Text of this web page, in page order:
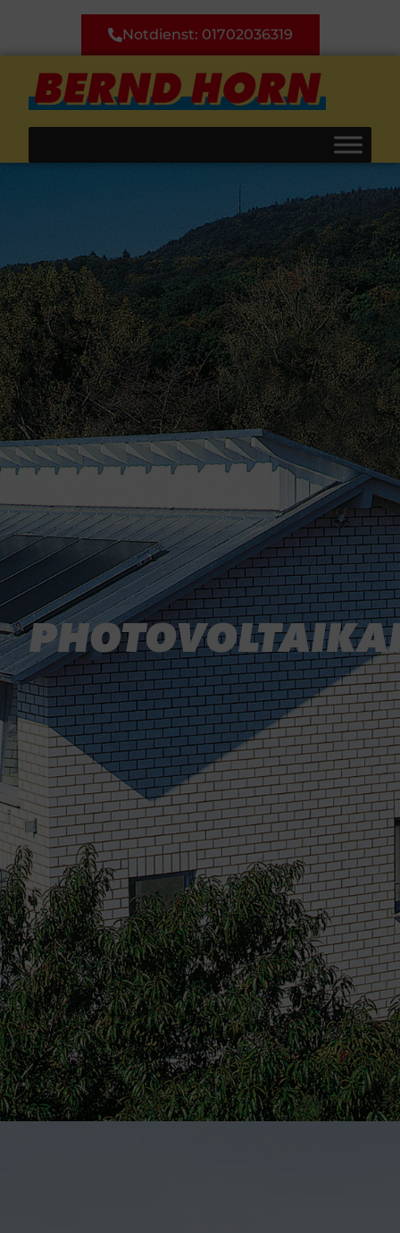
Notdienst: 01702036319